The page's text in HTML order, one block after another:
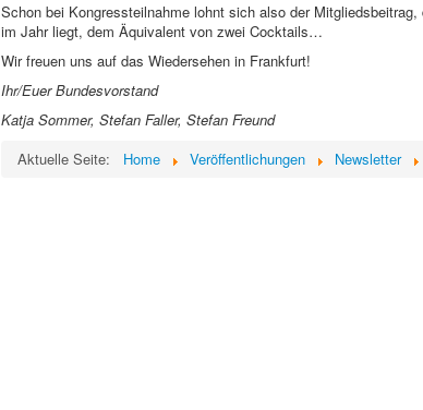
Schon bei Kongressteilnahme lohnt sich also der
im Jahr liegt, dem Äquivalent von zwei Cocktails…
Wir freuen uns auf das Wiedersehen in Frankfurt!
Ihr/Euer Bundesvorstand
Katja Sommer, Stefan Faller, Stefan Freund
Aktuelle Seite:
Home Veröffentlichungen Newsletter